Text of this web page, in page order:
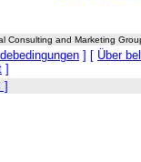
and Marketing
] [ Über
]
]